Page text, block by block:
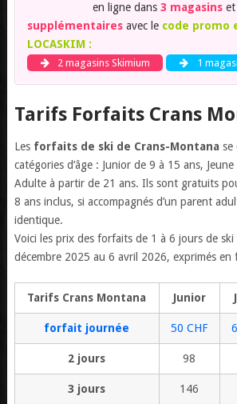
en ligne dans 3 magasinset
supplémentairesavec le code promo
LOCASKIM :
2 magasins Skimium 1
Tarifs Forfaits Crans
Les forfaits de ski de Crans-Montana se
catégories d’âge : Junior de 9 à 15 ans,
Adulte à partir de 21 ans. Ils sont gratuits
8 ans inclus, si accompagnés d’un parent
identique.
Voici les prix des forfaits de 1 à 6 jours de ski
décembre 2025 au 6 avril 2026, exprimés en
Tarifs Crans Montana Junior
forfait journée 50 CHF
2 jours 98
3 jours 146